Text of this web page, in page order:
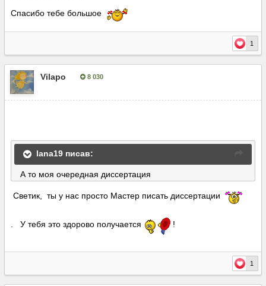
Спасибо тебе большое
1
Vilapo 8 030
lana19 писав:
А то моя очередная диссертация
Светик, ты у нас просто Мастер писать диссертации
. У тебя это здорово получается !
1